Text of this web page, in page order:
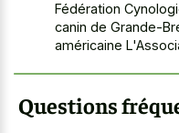
Fédération
canin de Grande-
américaine
Questions